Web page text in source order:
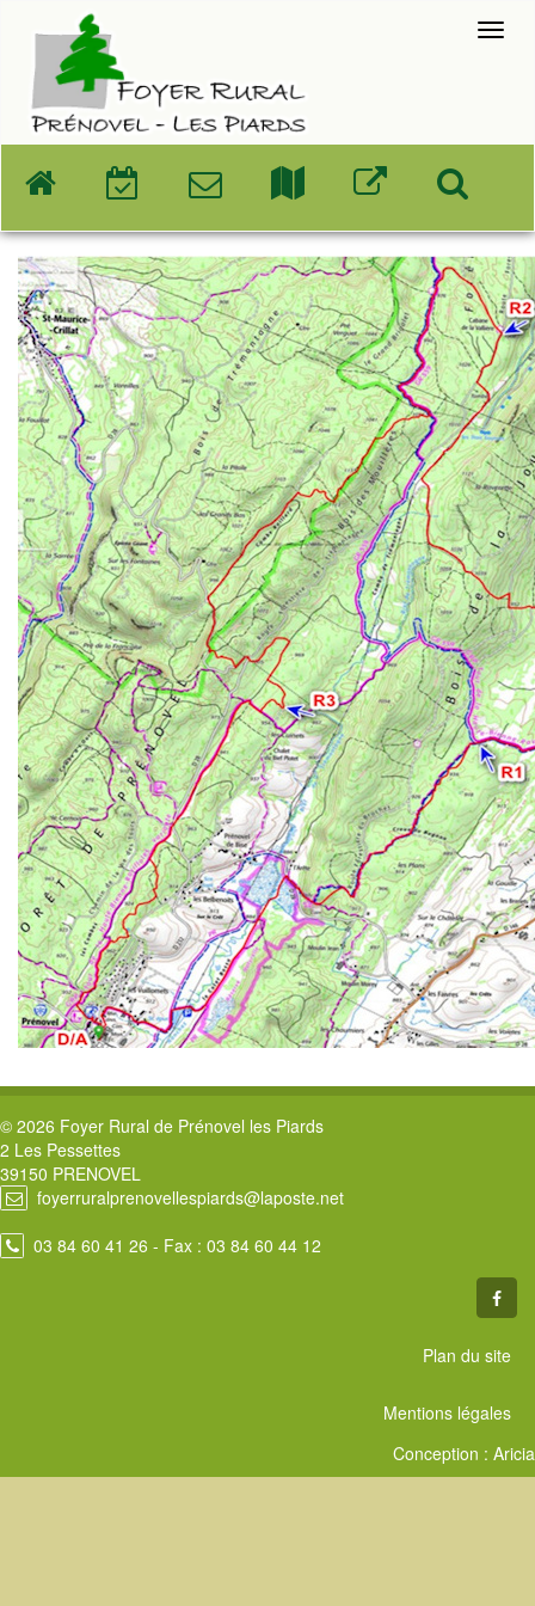
© 2026 Foyer Rural de Prénovel les Piards
2 Les Pessettes
39150 PRENOVEL
foyerruralprenovellespiards@laposte.net
03 84 60 41 26 - Fax : 03 84 60 44 12
Plan du site
Mentions légales
Conception : Aricia